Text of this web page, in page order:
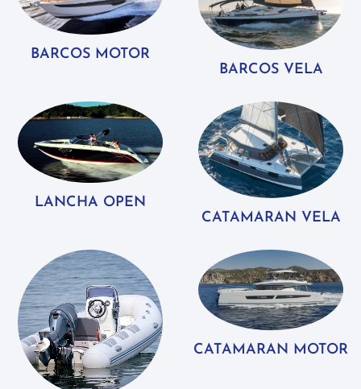
BARCOS MOTOR
BARCOS VELA
LANCHA OPEN
CATAMARAN VELA
CATAMARAN MOTOR